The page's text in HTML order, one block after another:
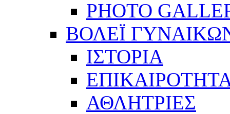
PHOTO
ΒΟΛΕΪ
ΙΣΤΟΡΙΑ
ΑΘΛΗΤΡΙΕΣ